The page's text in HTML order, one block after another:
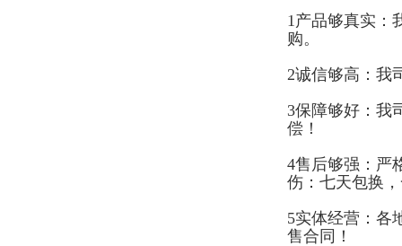
1产品够真实：
购。
2诚信够高：我
3保障够好：我
偿！
4售后够强：严
伤：七天包换
5实体经营：各
售合同！